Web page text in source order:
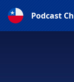
Podcast